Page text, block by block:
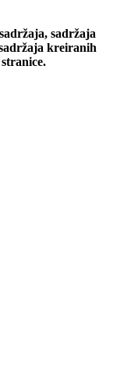
sadržaja
kreiranih